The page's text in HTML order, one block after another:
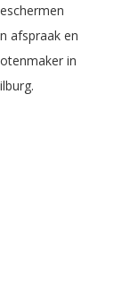
afspraak en
in